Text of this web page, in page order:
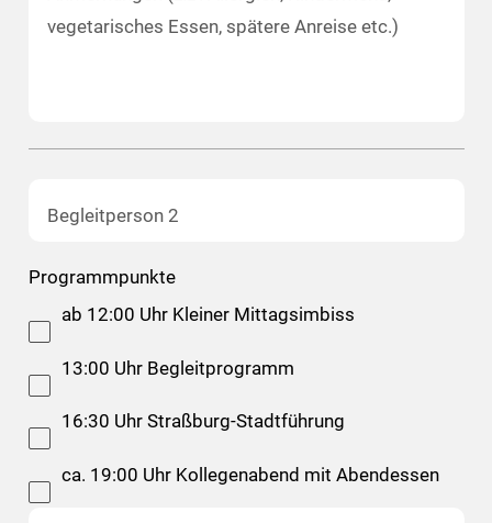
vegetarisches Essen, spätere Anreise etc.)
Begleitperson 2
Programmpunkte
ab 12:00 Uhr Kleiner Mittagsimbiss
13:00 Uhr Begleitprogramm
16:30 Uhr Straßburg-Stadtführung
ca. 19:00 Uhr Kollegenabend mit Abendessen